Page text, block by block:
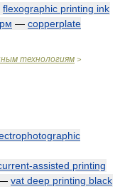
flexographic printing ink
— copperplate
технологиям >
assisted printing
vat deep printing black